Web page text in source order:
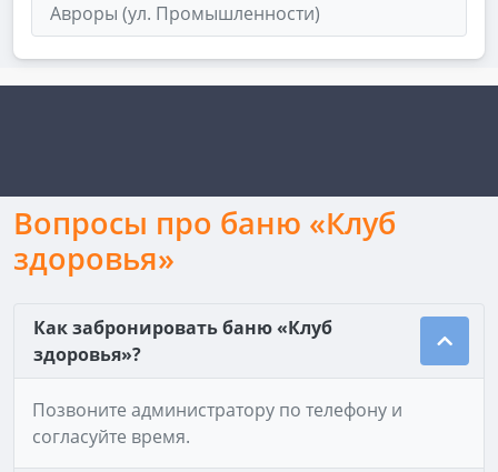
Авроры (ул. Промышленности)
Вопросы про баню «Клуб
здоровья»
Как забронировать баню «Клуб
здоровья»?
Позвоните администратору по телефону и
согласуйте время.